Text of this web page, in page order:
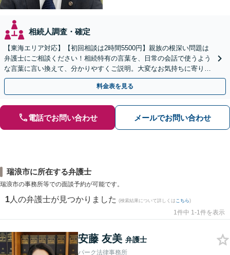
相続人調査・確定
【東海エリア対応】【初回相談は2時間5500円】親族の根深い問題は
弁護士にご相談ください！相続特有の言葉を、日常の会話で使うよう
な言葉に言い換えて、分かりやすくご説明。大変なお気持ちに寄り添
い、納得できる解決を目指します
料金表を見る
電話でお問い合わせ メールでお問い合わせ
瑞浪市に所在する弁護士
瑞浪市の事務所等での面談予約が可能です。
1 人の弁護士が見つかりました (検索結果について詳しくは こちら)
1件中 1-1件を表示
安藤 友美 弁護士
パーク法律事務所